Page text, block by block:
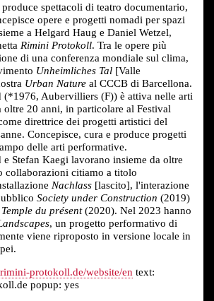
spettacoli di teatro documentario,
opere e progetti nomadi per spazi
a Helgard Haug e Daniel Wetzel,
Rimini Protokoll. Tra le opere più
di una conferenza mondiale sul clima,
Unheimliches Tal [Valle
Urban Nature al CCCB di Barcellona.
(*1976, Aubervilliers (F)) è attiva nelle arti
oltre 20 anni, in particolare al Festival
direttrice dei progetti artistici del
Concepisce, cura e produce progetti
delle arti performative.
e Stefan Kaegi lavorano insieme da oltre
collaborazioni citiamo a titolo
Nachlass [lascito], l'interazione
Society under Construction (2019)
Temple du présent(2020). Nel 2023 hanno
, un progetto performativo di
viene riproposto in versione locale in
protokoll.de/website/en text:
popup: yes